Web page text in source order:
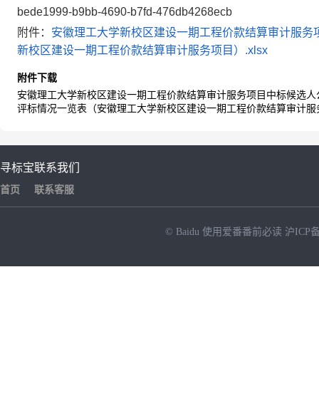
bede1999-b9bb-4690-b7fd-476db4268ecb
附件： 安徽理工大学新校区建设一期工程价款结算审计服务
新校区建设一期工程价款结算审计服务项目）.xlsx
附件下载
安徽理工大学新校区建设一期工程价款结算审计服务项目中标候选人
评标情况一览表（安徽理工大学新校区建设一期工程价款结算审计服
寻标宝
首页
联系我们
联系客服
© Baidu 使用爱番番前必读 沪ICP